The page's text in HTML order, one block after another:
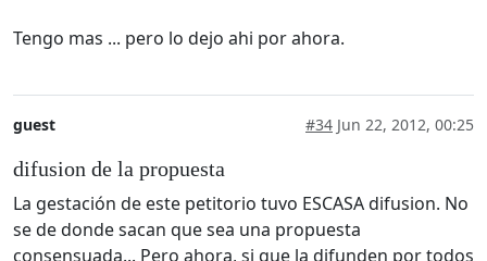
Tengo mas ... pero lo dejo ahi por ahora.
guest #34 Jun 22, 2012, 00:25
difusion de la propuesta
La gestación de este petitorio tuvo ESCASA difusion. No
se de donde sacan que sea una propuesta
consensuada... Pero ahora, si que la difunden por todos